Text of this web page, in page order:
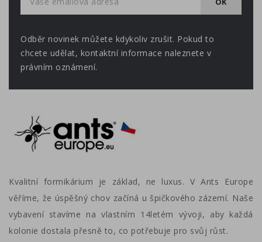
Odběr novinek můžete kdykoliv zrušit. Pokud to
chcete udělat, kontaktní informace naleznete v
právním oznámení.
Kvalitní formikárium je základ, ne luxus. V Ants Europe
věříme, že úspěšný chov začíná u špičkového zázemí. Naše
vybavení stavíme na vlastním 14letém vývoji, aby každá
kolonie dostala přesně to, co potřebuje pro svůj růst.